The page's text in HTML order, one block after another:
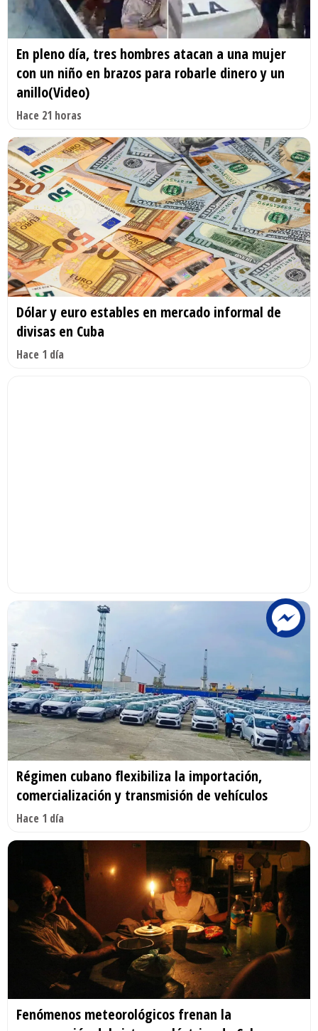
En pleno día, tres hombres atacan a una mujer
con un niño en brazos para robarle dinero y un
anillo(Video)
Hace 21 horas
Dólar y euro estables en mercado informal de
divisas en Cuba
Hace 1 día
Régimen cubano flexibiliza la importación,
comercialización y transmisión de vehículos
Hace 1 día
Fenómenos meteorológicos frenan la